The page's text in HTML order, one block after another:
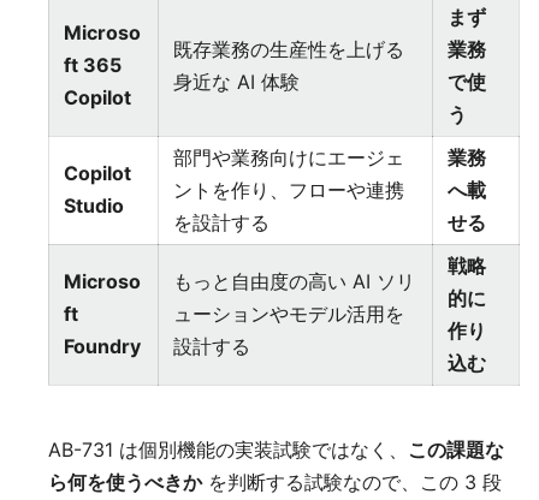
Microso
ft 365
Copilot
既存業務の生産性を上げる
身近な AI 体験
まず
業務
で使
う
Copilot
Studio
部門や業務向けにエージェ
ントを作り、フローや連携
を設計する
業務
へ載
せる
Microso
ft
Foundry
もっと自由度の高い AI ソリ
ューションやモデル活用を
設計する
戦略
的に
作り
込む
AB-731 は個別機能の実装試験ではなく、 この課題な
ら何を使うべきかを判断する試験なので、この 3 段